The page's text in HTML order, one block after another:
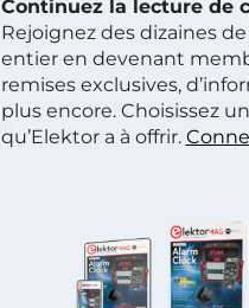
Continuez la lecture de
Rejoignez des dizaines
entier en devenant
remises exclusives,
plus encore. Choisissez
qu’Elektor a à offrir.